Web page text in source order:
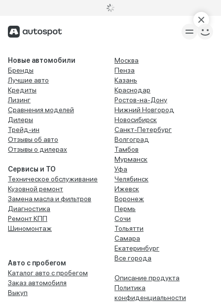
Новые автомобили
Бренды
Лучшие авто
Кредиты
Лизинг
Сравнения моделей
Дилеры
Трейд-ин
Отзывы об авто
Отзывы о дилерах
Сервисы и ТО
Техническое обслуживание
Кузовной ремонт
Замена масла и фильтров
Диагностика
Ремонт КПП
Шиномонтаж
Авто с пробегом
Каталог авто с пробегом
Заказ автомобиля
Выкуп
Москва
Пенза
Казань
Краснодар
Ростов-на-Дону
Нижний Новгород
Новосибирск
Санкт-Петербург
Волгоград
Тамбов
Мурманск
Уфа
Челябинск
Ижевск
Воронеж
Пермь
Сочи
Тольятти
Самара
Екатеринбург
Все города
Описание продукта
Политика
конфиденциальности